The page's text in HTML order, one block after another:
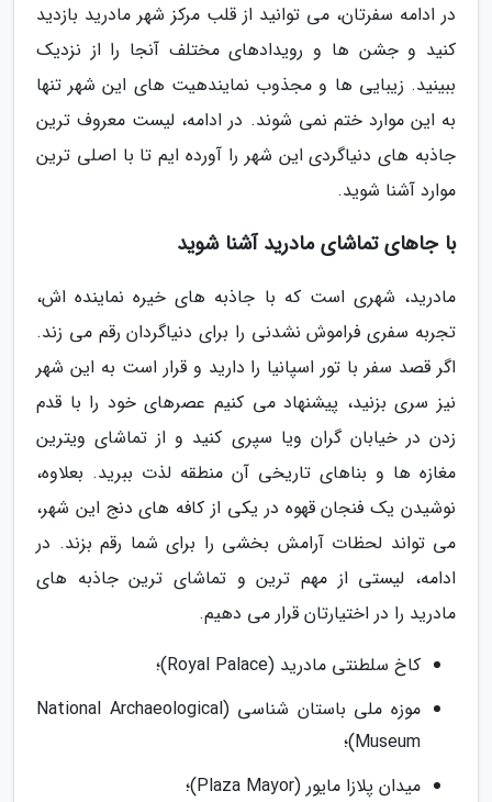
در ادامه سفرتان، می توانید از قلب مرکز شهر مادرید بازدید
کنید و جشن ها و رویدادهای مختلف آنجا را از نزدیک
ببینید. زیبایی ها و مجذوب نمایندهیت های این شهر تنها
به این موارد ختم نمی شوند. در ادامه، لیست معروف ترین
جاذبه های دنیاگردی این شهر را آورده ایم تا با اصلی ترین
موارد آشنا شوید.
با جاهای تماشای مادرید آشنا شوید
مادرید، شهری است که با جاذبه های خیره نماینده اش،
تجربه سفری فراموش نشدنی را برای دنیاگردان رقم می زند.
اگر قصد سفر با تور اسپانیا را دارید و قرار است به این شهر
نیز سری بزنید، پیشنهاد می کنیم عصرهای خود را با قدم
زدن در خیابان گران ویا سپری کنید و از تماشای ویترین
مغازه ها و بناهای تاریخی آن منطقه لذت ببرید. بعلاوه،
نوشیدن یک فنجان قهوه در یکی از کافه های دنج این شهر،
می تواند لحظات آرامش بخشی را برای شما رقم بزند. در
ادامه، لیستی از مهم ترین و تماشای ترین جاذبه های
مادرید را در اختیارتان قرار می دهیم.
کاخ سلطنتی مادرید (Royal Palace)؛
موزه ملی باستان شناسی (National Archaeological
Museum)؛
میدان پلازا مایور (Plaza Mayor)؛